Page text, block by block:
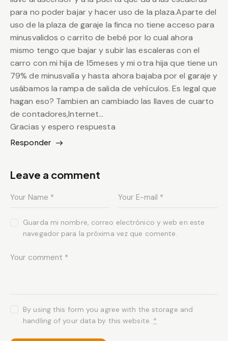
para no poder bajar y hacer uso de la plaza.Aparte del
uso de la plaza de garaje la finca no tiene acceso para
minusvalidos o carrito de bebé por lo cual ahora
mismo tengo que bajar y subir las escaleras con el
carro con mi hija de 15meses y mi otra hija que tiene un
79% de minusvalía y hasta ahora bajaba por el garaje y
usábamos la rampa de salida de vehículos. Es legal que
hagan eso? Tambien an cambiado las llaves de cuarto
de contadores,Internet…
Gracias y espero respuesta
Responder
Leave a comment
Guarda mi nombre, correo electrónico y web en este
navegador para la próxima vez que comente.
By using this form you agree with the storage and
handling of your data by this website. *